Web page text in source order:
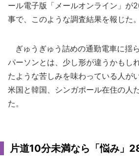
ール電子版「メールオンライン」が
事で、このような調査結果を報じた。
ぎゅうぎゅう詰めの通勤電車に揺
パーソンとは、少し形が違うかもし
たような苦しみを味わっている人が
米国と韓国、シンガポール在住の人
た。
片道10分未満なら「悩み」